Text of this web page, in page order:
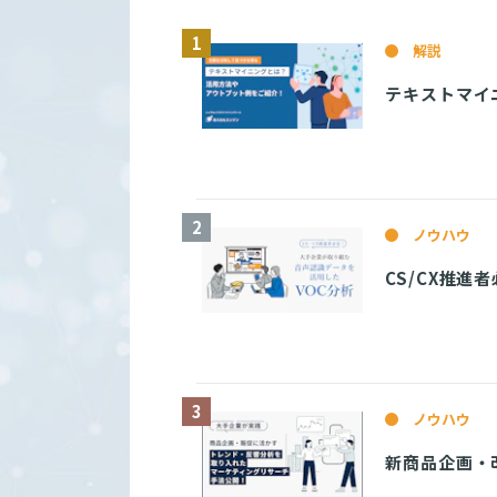
解説
テキストマ
ノウハウ
CS/CX推進
ノウハウ
新商品企画・